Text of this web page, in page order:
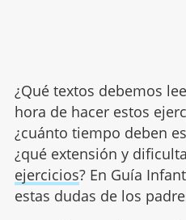
¿Qué textos debemos
hora de hacer estos
¿cuánto tiempo deben
¿qué extensión y
ejercicios? En Guía
estas dudas de los